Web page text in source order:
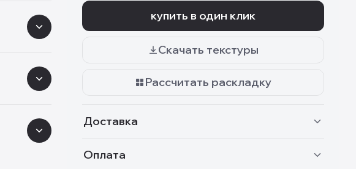
купить в один клик
Скачать текстуры
Рассчитать раскладку
Доставка
Оплата